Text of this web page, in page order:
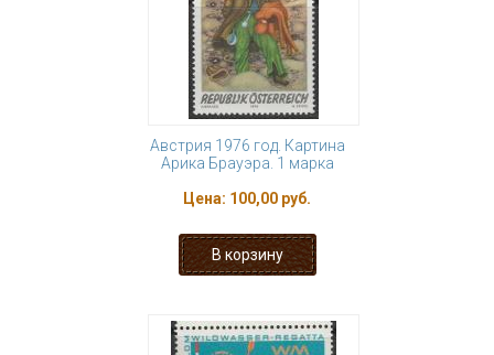
Австрия 1976 год. Картина
Арика Брауэра. 1 марка
Цена: 100,00 руб.